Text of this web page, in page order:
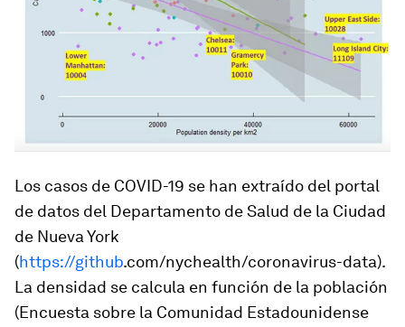
Los casos de COVID-19 se han extraído del portal
de datos del Departamento de Salud de la Ciudad
de Nueva York
(https://github.com/nychealth/coronavirus-data).
La densidad se calcula en función de la población
(Encuesta sobre la Comunidad Estadounidense